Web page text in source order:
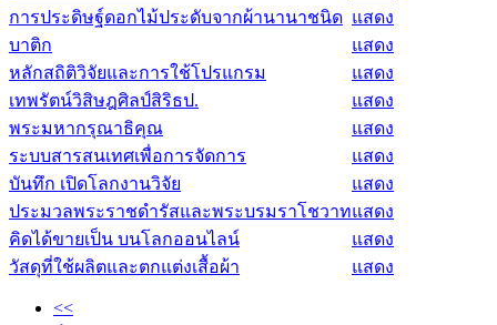
การประดิษฐ์ดอกไม้ประดับจากผ้านานาชนิด แสดง
บาติก
แสดง
หลักสถิติวิจัยและการใช้โปรแกรม
แสดง
เทพรัตน์วิสิษฎศิลป์สิริธป.
แสดง
พระมหากรุณาธิคุณ
แสดง
ระบบสารสนเทศเพื่อการจัดการ
แสดง
บันทึก เปิดโลกงานวิจัย
แสดง
ประมวลพระราชดำรัสและพระบรมราโชวาทแสดง
คิดได้ขายเป็น บนโลกออนไลน์
แสดง
วัสดุที่ใช้ผลิตและตกแต่งเสื้อผ้า
แสดง
<<